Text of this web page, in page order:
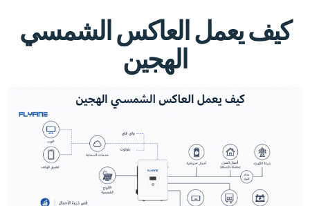
كيف يعمل العاكس الشمسي
الهجين